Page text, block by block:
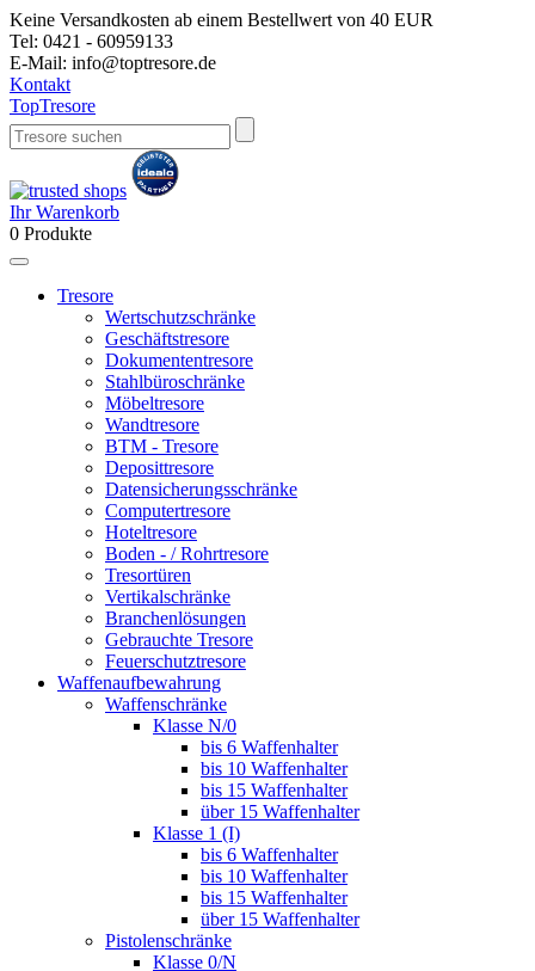
Keine Versandkosten ab einem Bestellwert von 40 EUR
Tel: 0421 - 60959133
E-Mail: info@toptresore.de
Kontakt
TopTresore
Ihr Warenkorb
0 Produkte
Tresore
Wertschutzschränke
Geschäftstresore
Dokumententresore
Stahlbüroschränke
Möbeltresore
Wandtresore
BTM - Tresore
Deposittresore
Datensicherungsschränke
Computertresore
Hoteltresore
Boden - / Rohrtresore
Tresortüren
Vertikalschränke
Branchenlösungen
Gebrauchte Tresore
Feuerschutztresore
Waffenaufbewahrung
Waffenschränke
Klasse N/0
bis 6 Waffenhalter
bis 10 Waffenhalter
bis 15 Waffenhalter
über 15 Waffenhalter
Klasse 1 (I)
bis 6 Waffenhalter
bis 10 Waffenhalter
bis 15 Waffenhalter
über 15 Waffenhalter
Pistolenschränke
Klasse 0/N